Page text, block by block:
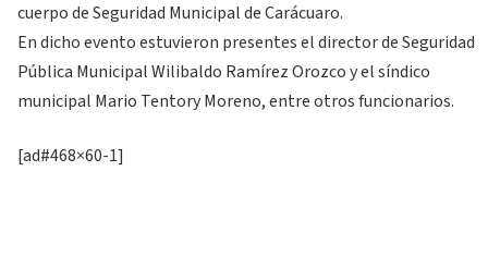
cuerpo de Seguridad Municipal de Carácuaro.
En dicho evento estuvieron presentes el director de Seguridad
Pública Municipal Wilibaldo Ramírez Orozco y el síndico
municipal Mario Tentory Moreno, entre otros funcionarios.
[ad#468×60-1]